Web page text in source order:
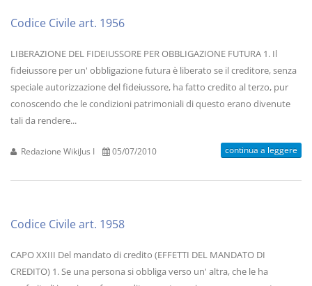
Codice Civile art. 1956
LIBERAZIONE DEL FIDEIUSSORE PER OBBLIGAZIONE FUTURA 1. Il
fideiussore per un' obbligazione futura è liberato se il creditore, senza
speciale autorizzazione del fideiussore, ha fatto credito al terzo, pur
conoscendo che le condizioni patrimoniali di questo erano divenute
tali da rendere...
Redazione WikiJus I 05/07/2010 continua a leggere
Codice Civile art. 1958
CAPO XXIII Del mandato di credito (EFFETTI DEL MANDATO DI
CREDITO) 1. Se una persona si obbliga verso un' altra, che le ha